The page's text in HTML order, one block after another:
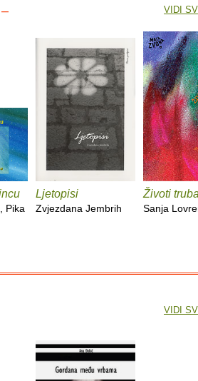
Pika
Ljetopisi
Zvjezdana Jembrih
Životi
Sanja
VIDI
VIDI